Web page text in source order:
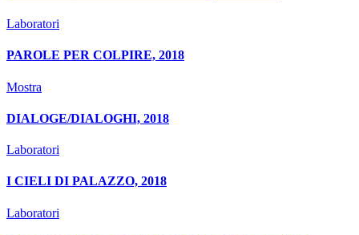
Laboratori
PAROLE PER COLPIRE, 2018
Mostra
DIALOGE/DIALOGHI, 2018
Laboratori
I CIELI DI PALAZZO, 2018
Laboratori